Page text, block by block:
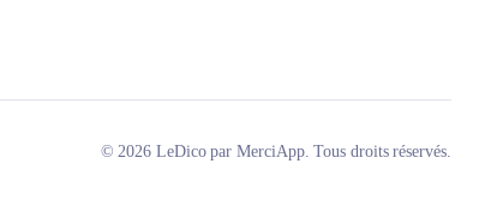
© 2026 LeDico par MerciApp. Tous droits réservés.